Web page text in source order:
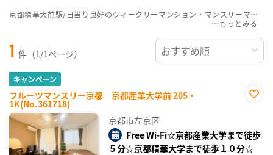
1 件（1/1ページ）
キャンペーン
フルーツマンスリー京都 京都産業大学前 205・
1K(No.361718)
録
京都市左京区
Free Wi-Fi☆京都産業大学まで徒歩
５分☆京都精華大学まで徒歩１０分☆
京都精華大前駅/日当り良好のウィークリーマンション・マンスリーマンション賃貸物件一覧を掲載中。敷金・礼金無料、家具・家電付をご紹介。こだわり条件での絞込みも簡単！
…